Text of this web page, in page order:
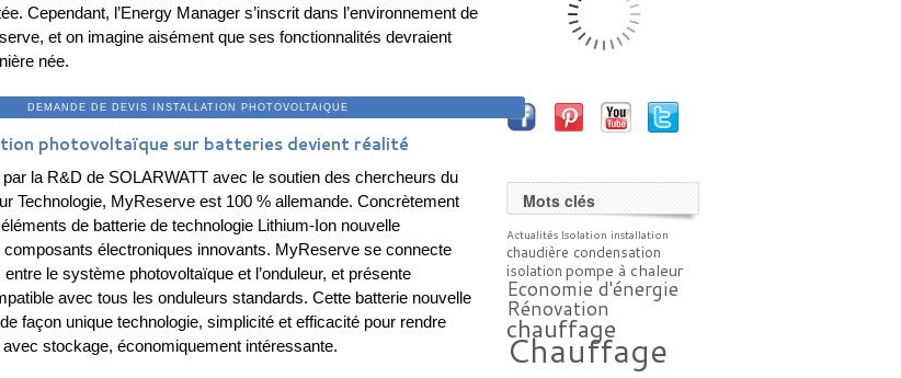
Cependant, l’Energy Manager s’inscrit dans l’environnement de
et on imagine aisément que ses fonctionnalités devraient
née.
DEVIS INSTALLATION PHOTOVOLTAIQUE
photovoltaïque sur batteries devient réalité
la R&D de SOLARWATT avec le soutien des chercheurs du
Technologie, MyReserve est 100 % allemande. Concrètement
de batterie de technologie Lithium-Ion nouvelle
électroniques innovants. MyReserve se connecte
le système photovoltaïque et l’onduleur, et présente
avec tous les onduleurs standards. Cette batterie nouvelle
façon unique technologie, simplicité et efficacité pour rendre
avec stockage, économiquement intéressante.
Mots clés
Actualités Isolation installation
chaudière condensation
isolation pompe à chaleur
Economie d'énergie
Rénovation
chauffage
Chauffage